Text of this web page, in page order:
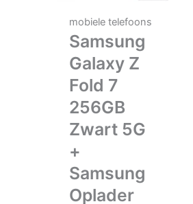
mobiele telefoons
Samsung
Galaxy Z
Fold 7
256GB
Zwart 5G
+
Samsung
Oplader